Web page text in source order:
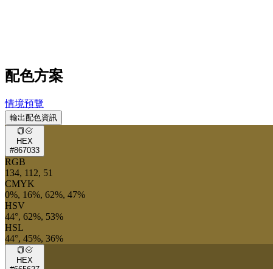
配色方案
情境預覽
輸出配色資訊
HEX
#867033
RGB
134, 112, 51
CMYK
0%, 16%, 62%, 47%
HSV
44°, 62%, 53%
HSL
44°, 45%, 36%
HEX